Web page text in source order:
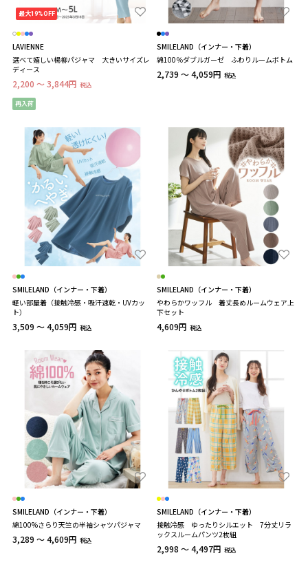
最大19%OFF
LAVIENNE
選べて嬉しい楊柳パジャマ 大きいサイズレ
ディース
2,200 ～ 3,844円 税込
再入荷
SMILELAND（インナー・下着）
綿100％ダブルガーゼ ふわりルームボトム
2,739 ～ 4,059円 税込
SMILELAND（インナー・下着）
軽い部屋着（接触冷感・吸汗速乾・UVカッ
ト）
3,509 ～ 4,059円 税込
SMILELAND（インナー・下着）
やわらかワッフル 着丈長めルームウェア上
下セット
4,609円 税込
SMILELAND（インナー・下着）
綿100%さらり天竺の半袖シャツパジャマ
3,289 ～ 4,609円 税込
SMILELAND（インナー・下着）
接触冷感 ゆったりシルエット 7分丈リラ
ックスルームパンツ2枚組
2,998 ～ 4,497円 税込